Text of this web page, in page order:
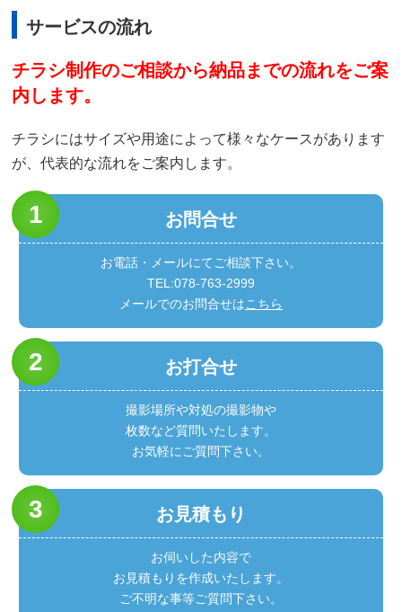
サービスの流れ
チラシ制作のご相談から納品までの流れをご案
内します。
チラシにはサイズや用途によって様々なケースがあります
が、代表的な流れをご案内します。
お問合せ
お電話・メールにてご相談下さい。
TEL:078-763-2999
メールでのお問合せはこちら
お打合せ
撮影場所や対処の撮影物や
枚数など質問いたします。
お気軽にご質問下さい。
お見積もり
お伺いした内容で
お見積もりを作成いたします。
ご不明な事等ご質問下さい。